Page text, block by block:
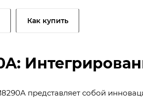
Как купить
представляет собой